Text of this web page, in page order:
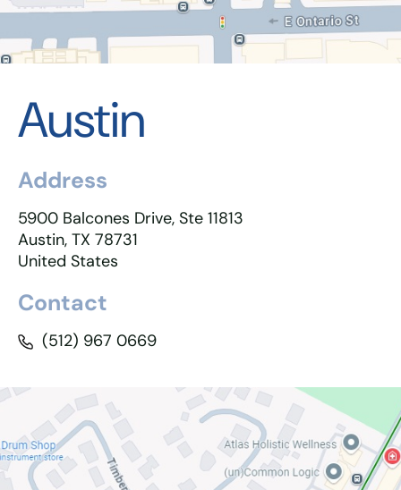
Austin
Address
5900 Balcones Drive, Ste 11813
Austin, TX 78731
United States
Contact
(512) 967 0669